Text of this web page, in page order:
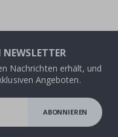
Nachrichten erhält, und
Angeboten.
ABONNIEREN